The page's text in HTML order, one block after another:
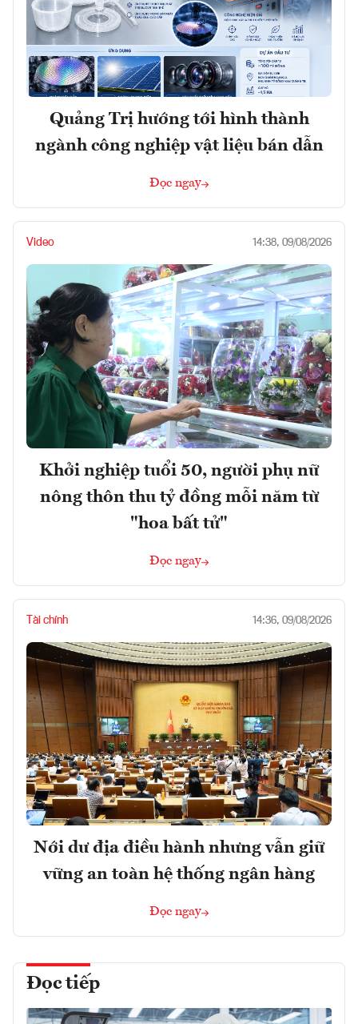
Quảng Trị hướng tới hình thành
ngành công nghiệp vật liệu bán dẫn
Đọc ngay
Video 14:38, 09/08/2026
Khởi nghiệp tuổi 50, người phụ nữ
nông thôn thu tỷ đồng mỗi năm từ
"hoa bất tử"
Đọc ngay
Tài chính 14:36, 09/08/2026
Nới dư địa điều hành nhưng vẫn giữ
vững an toàn hệ thống ngân hàng
Đọc ngay
Đọc tiếp